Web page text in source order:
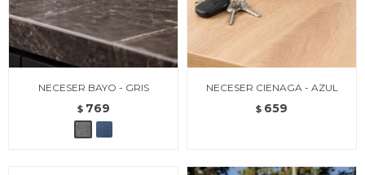
NECESER BAYO - GRIS
$ 769
NECESER CIENAGA - AZUL
$ 659